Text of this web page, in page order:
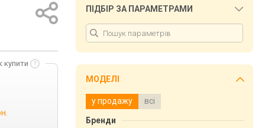
купити
ПІДБІР ЗА ПАРАМЕТРАМИ
МОДЕЛІ
у продажу всі
Бренди